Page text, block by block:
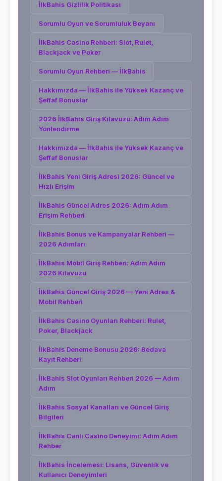
İlkBahis Gizlilik Politikası
Sorumlu Oyun ve Sorumluluk Beyanı
İlkBahis Casino Rehberi: Slot, Rulet,
Blackjack ve Poker
Sorumlu Oyun Rehberi — İlkBahis
Hakkımızda — İlkBahis ile Yüksek Kazanç ve
Şeffaf Bonuslar
2026 İlkBahis Giriş Kılavuzu: Adım Adım
Yönlendirme
Hakkımızda — İlkBahis ile Yüksek Kazanç ve
Şeffaf Bonuslar
İlkBahis Yeni Giriş Adresi 2026: Güncel ve
Hızlı Erişim
İlkBahis Güncel Adres 2026: Adım Adım
Erişim Rehberi
İlkBahis Bonus ve Kampanyalar Rehberi —
2026 Adımları
İlkBahis Mobil Giriş Rehberi: Adım Adım
2026 Kılavuzu
İlkBahis Güncel Giriş 2026 — Yeni Adres &
Mobil Rehberi
İlkBahis Casino Oyunları Rehberi: Rulet,
Poker, Blackjack
İlkBahis Deneme Bonusu 2026: Bedava
Kayıt Rehberi
İlkBahis Slot Oyunları Rehberi 2026 — Adım
Adım
İlkBahis Sosyal Kanalları ve Güncel Giriş
Bilgileri
İlkBahis Canlı Casino Deneyimi: Adım Adım
Rehber
İlkBahis İncelemesi: Lisans, Güvenlik ve
Kullanıcı Deneyimleri